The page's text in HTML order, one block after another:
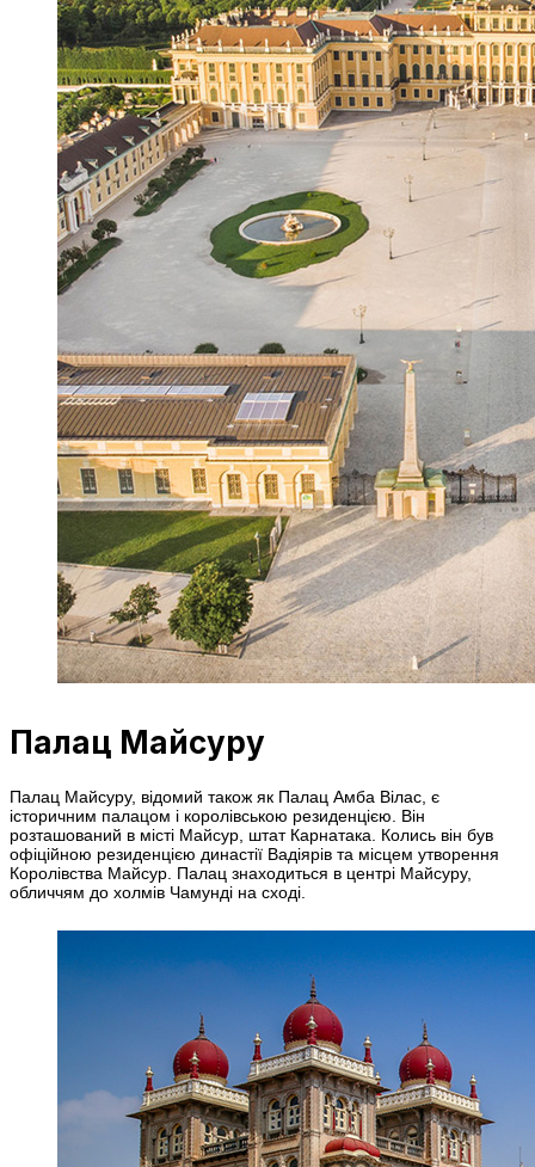
Палац Майсуру
Палац Майсуру, відомий також як Палац Амба Вілас, є
історичним палацом і королівською резиденцією. Він
розташований в місті Майсур, штат Карнатака. Колись він був
офіційною резиденцією династії Вадіярів та місцем утворення
Королівства Майсур. Палац знаходиться в центрі Майсуру,
обличчям до холмів Чамунді на сході.